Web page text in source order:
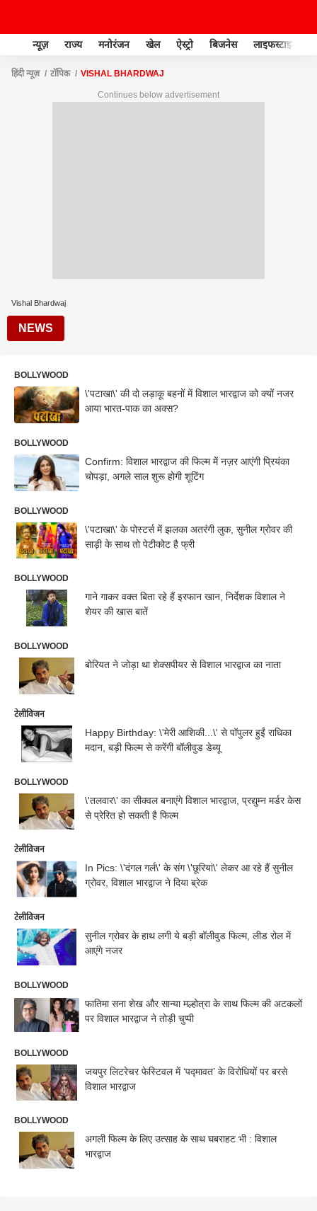
न्यूज़ राज्य मनोरंजन खेल ऐस्ट्रो बिजनेस लाइफस्टाइल
हिंदी न्यूज़ टॉपिक VISHAL BHARDWAJ
Continues below advertisement
Vishal Bhardwaj
NEWS
BOLLYWOOD
\'पटाखा\' की दो लड़ाकू बहनों में विशाल भारद्वाज को क्यों नजर
आया भारत-पाक का अक्स?
BOLLYWOOD
Confirm: विशाल भारद्वाज की फिल्म में नज़र आएंगी प्रियंका
चोपड़ा, अगले साल शुरू होगी शूटिंग
BOLLYWOOD
\'पटाखा\' के पोस्टर्स में झलका अतरंगी लुक, सुनील ग्रोवर की
साड़ी के साथ तो पेटीकोट है फ्री
BOLLYWOOD
गाने गाकर वक्त बिता रहे हैं इरफान खान, निर्देशक विशाल ने
शेयर की खास बातें
BOLLYWOOD
बोरियत ने जोड़ा था शेक्सपीयर से विशाल भारद्वाज का नाता
टेलीविजन
Happy Birthday: \'मेरी आशिकी...\' से पॉपुलर हुईं राधिका
मदान, बड़ी फिल्म से करेंगी बॉलीवुड डेब्यू
BOLLYWOOD
\'तलवार\' का सीक्वल बनाएंगे विशाल भारद्वाज, प्रद्युम्न मर्डर केस
से प्रेरित हो सकती है फिल्म
टेलीविजन
In Pics: \'दंगल गर्ल\' के संग \'छूरियां\' लेकर आ रहे हैं सुनील
ग्रोवर, विशाल भारद्वाज ने दिया ब्रेक
टेलीविजन
सुनील ग्रोवर के हाथ लगी ये बड़ी बॉलीवुड फिल्म, लीड रोल में
आएंगे नजर
BOLLYWOOD
फातिमा सना शेख और सान्या मल्होत्रा के साथ फिल्म की अटकलों
पर विशाल भारद्वाज ने तोड़ी चुप्पी
BOLLYWOOD
जयपुर लिटरेचर फेस्टिवल में ‘पद्मावत’ के विरोधियों पर बरसे
विशाल भारद्वाज
BOLLYWOOD
अगली फिल्म के लिए उत्साह के साथ घबराहट भी : विशाल
भारद्वाज